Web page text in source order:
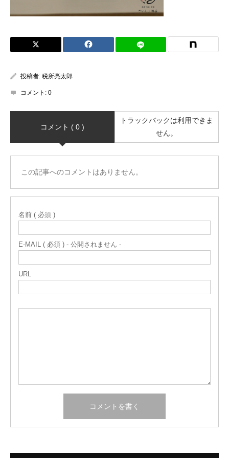
投稿者: 税所亮太郎
コメント: 0
コメント ( 0 )
トラックバックは利用できま
せん。
この記事へのコメントはありません。
名前 ( 必須 )
E-MAIL ( 必須 ) - 公開されません -
URL